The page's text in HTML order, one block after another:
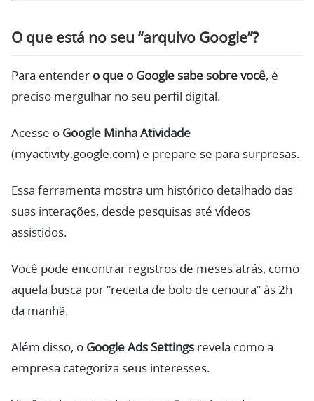
O que está no seu “arquivo Google”?
Para entender o que o Google sabe sobre você, é
preciso mergulhar no seu perfil digital.
Acesse o Google Minha Atividade
(myactivity.google.com) e prepare-se para surpresas.
Essa ferramenta mostra um histórico detalhado das
suas interações, desde pesquisas até vídeos
assistidos.
Você pode encontrar registros de meses atrás, como
aquela busca por “receita de bolo de cenoura” às 2h
da manhã.
Além disso, o Google Ads Settings revela como a
empresa categoriza seus interesses.